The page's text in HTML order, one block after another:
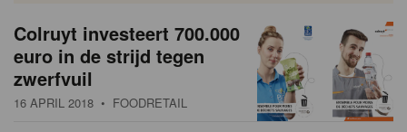
N
e
Colruyt investeert 700.000
euro in de strijd tegen
zwerfvuil
16 APRIL 2018 • FOODRETAIL
P
a
g
i
Vorige
Page
Page
Page
Page
Current
page
Page
Page
Page
Page
Volgende
academy
society